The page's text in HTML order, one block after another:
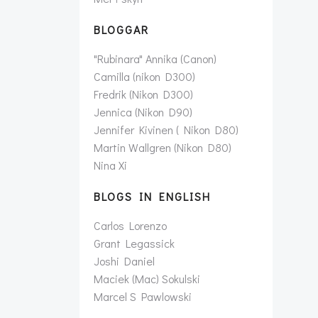
BLOGGAR
"Rubinara" Annika (Canon)
Camilla (nikon D300)
Fredrik (Nikon D300)
Jennica (Nikon D90)
Jennifer Kivinen ( Nikon D80)
Martin Wallgren (Nikon D80)
Nina Xi
BLOGS IN ENGLISH
Carlos Lorenzo
Grant Legassick
Joshi Daniel
Maciek (Mac) Sokulski
Marcel S Pawlowski